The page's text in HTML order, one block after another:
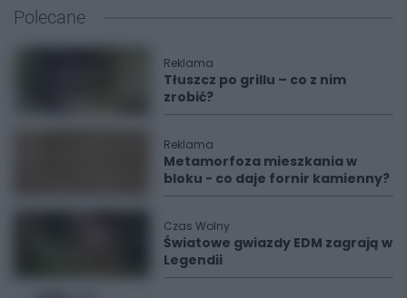
Polecane
Reklama
Tłuszcz po grillu – co z nim
zrobić?
Reklama
Metamorfoza mieszkania w
bloku - co daje fornir kamienny?
Czas Wolny
Światowe gwiazdy EDM zagrają w
Legendii